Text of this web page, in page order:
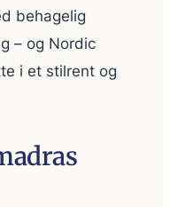
behagelig
– og Nordic
i et stilrent og